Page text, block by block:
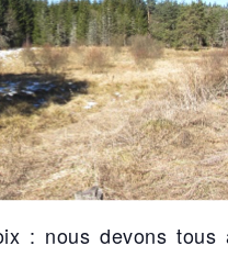
: nous devons